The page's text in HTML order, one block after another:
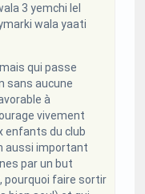
3 yemchi lel
wala yaati
qui passe
sans aucune
à
vivement
enfants du club
aussi important
par un but
pourquoi faire sortir